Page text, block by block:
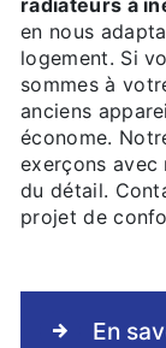
radiateurs à
en nous
logement. Si
sommes à
anciens
économe.
exerçons avec
du détail.
projet de
En